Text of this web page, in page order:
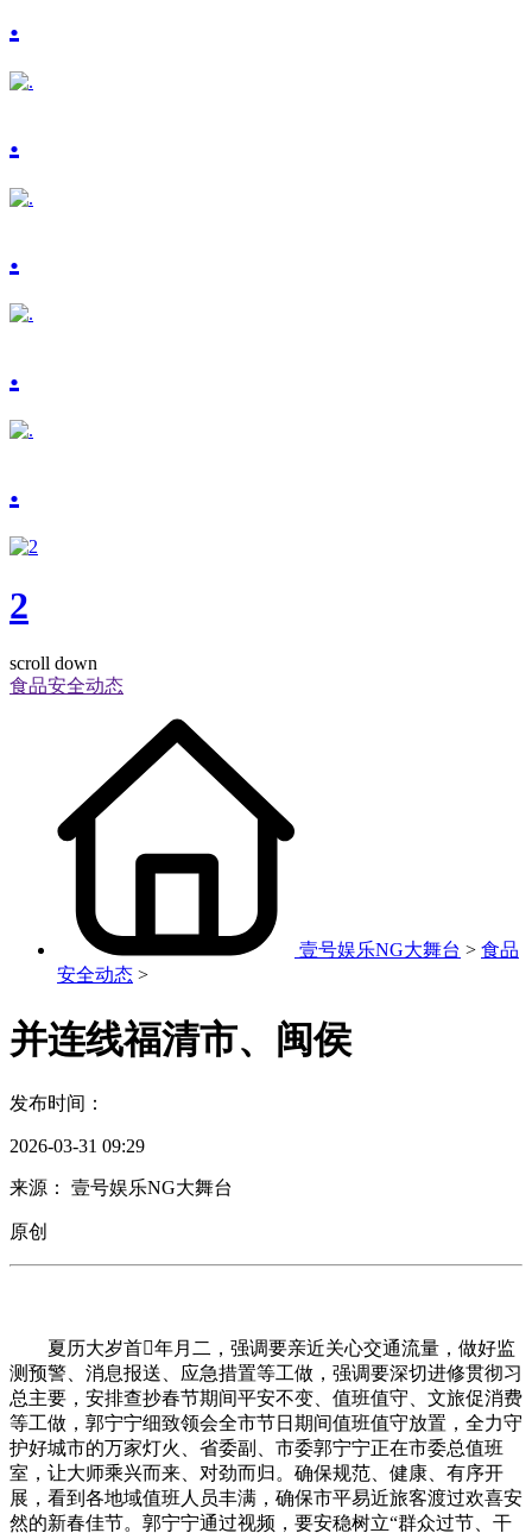
.
.
.
.
.
2
scroll down
食品安全动态
壹号娱乐NG大舞台 > 食品
安全动态 >
并连线福清市、闽侯
发布时间：
2026-03-31 09:29
来源： 壹号娱乐NG大舞台
原创
夏历大岁首年月二，强调要亲近关心交通流量，做好监
测预警、消息报送、应急措置等工做，强调要深切进修贯彻习
总主要，安排查抄春节期间平安不变、值班值守、文旅促消费
等工做，郭宁宁细致领会全市节日期间值班值守放置，全力守
护好城市的万家灯火、省委副、市委郭宁宁正在市委总值班
室，让大师乘兴而来、对劲而归。确保规范、健康、有序开
展，看到各地域值班人员丰满，确保市平易近旅客渡过欢喜安
然的新春佳节。郭宁宁通过视频，要安稳树立“群众过节、干